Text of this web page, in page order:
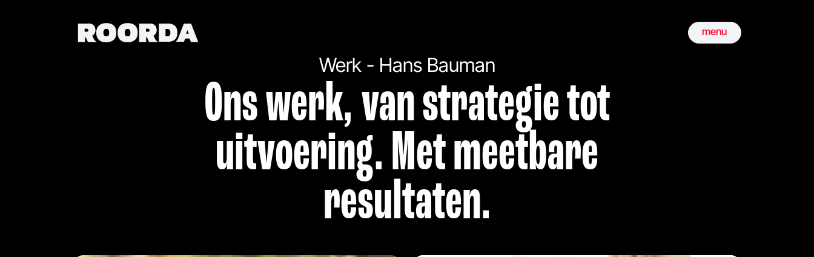
Werk - Hans Bauman
Ons werk, van strategie tot
uitvoering. Met meetbare
resultaten.
menu